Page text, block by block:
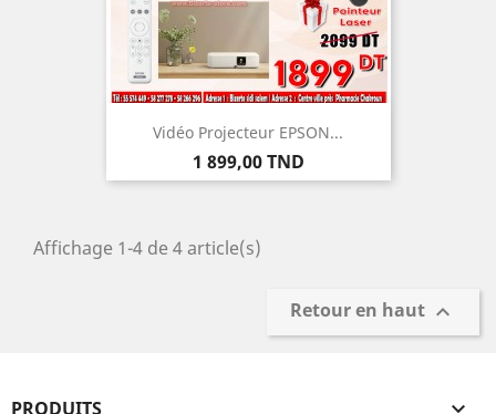
Vidéo Projecteur EPSON...
Prix
1 899,00 TND
Affichage 1-4 de 4 article(s)
Retour en haut 
PRODUITS